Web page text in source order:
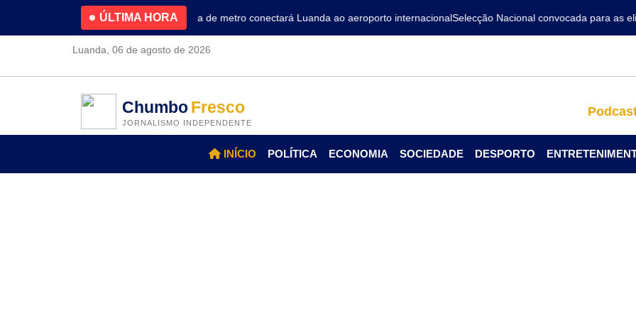
ÚLTIMA HORA
4.2% no primeiro trimestre Nova linha de metro conectará Luanda ao aeroporto internacionalSelecção Nacional convocada para as
Luanda, 06 de agosto de 2026
ChumboFresco
JORNALISMO INDEPENDENTE
INÍCIO POLÍTICA ECONOMIA SOCIEDADE DESPORTO